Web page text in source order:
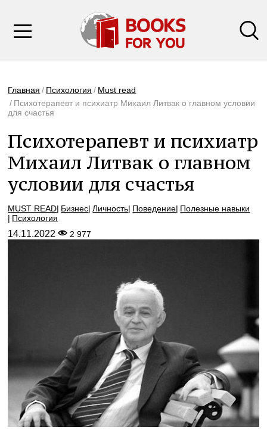
Главная Психология
Must read
Психотерапевт и психиатр Михаил Литвак о главном условии
для счастья
Психотерапевт и психиатр
Михаил Литвак о главном
условии для счастья
MUST READ Бизнес Личность Поведение Полезные навыки
Психология
14.11.2022 2 977